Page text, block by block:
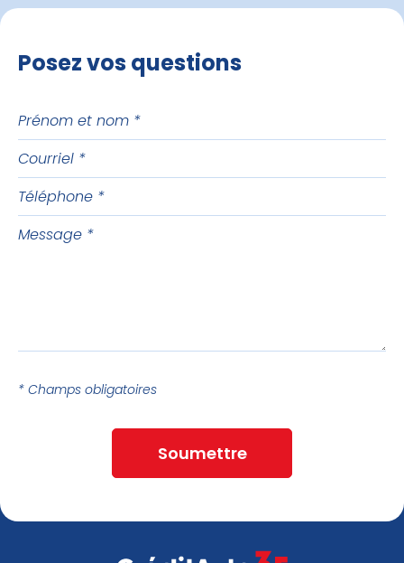
Posez vos questions
Prénom
nom
Courriel
Téléphone
Message
* Champs obligatoires
Soumettre